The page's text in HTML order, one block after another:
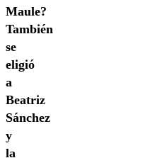
Maule?
También
se
eligió
a
Beatriz
Sánchez
y
la